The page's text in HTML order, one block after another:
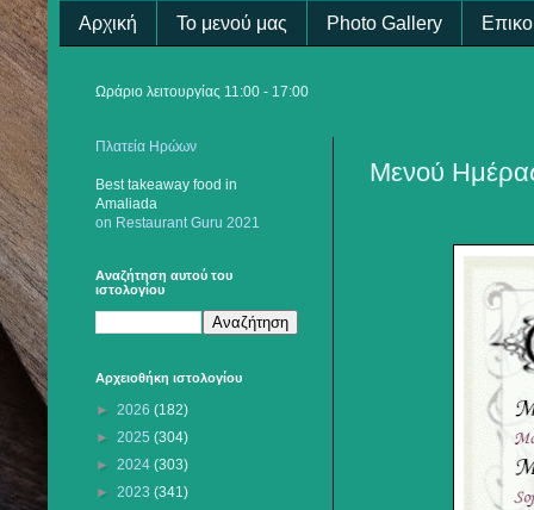
Αρχική Το μενού μας Photo Gallery
Ωράριο λειτουργίας 11:00 - 17:00
Μενού
Πλατεία Ηρώων
Best takeaway food in
Amaliada
on Restaurant Guru 2021
Αναζήτηση αυτού του
ιστολογίου
Αρχειοθήκη ιστολογίου
► 2026 (182)
► 2025 (304)
► 2024 (303)
► 2023 (341)